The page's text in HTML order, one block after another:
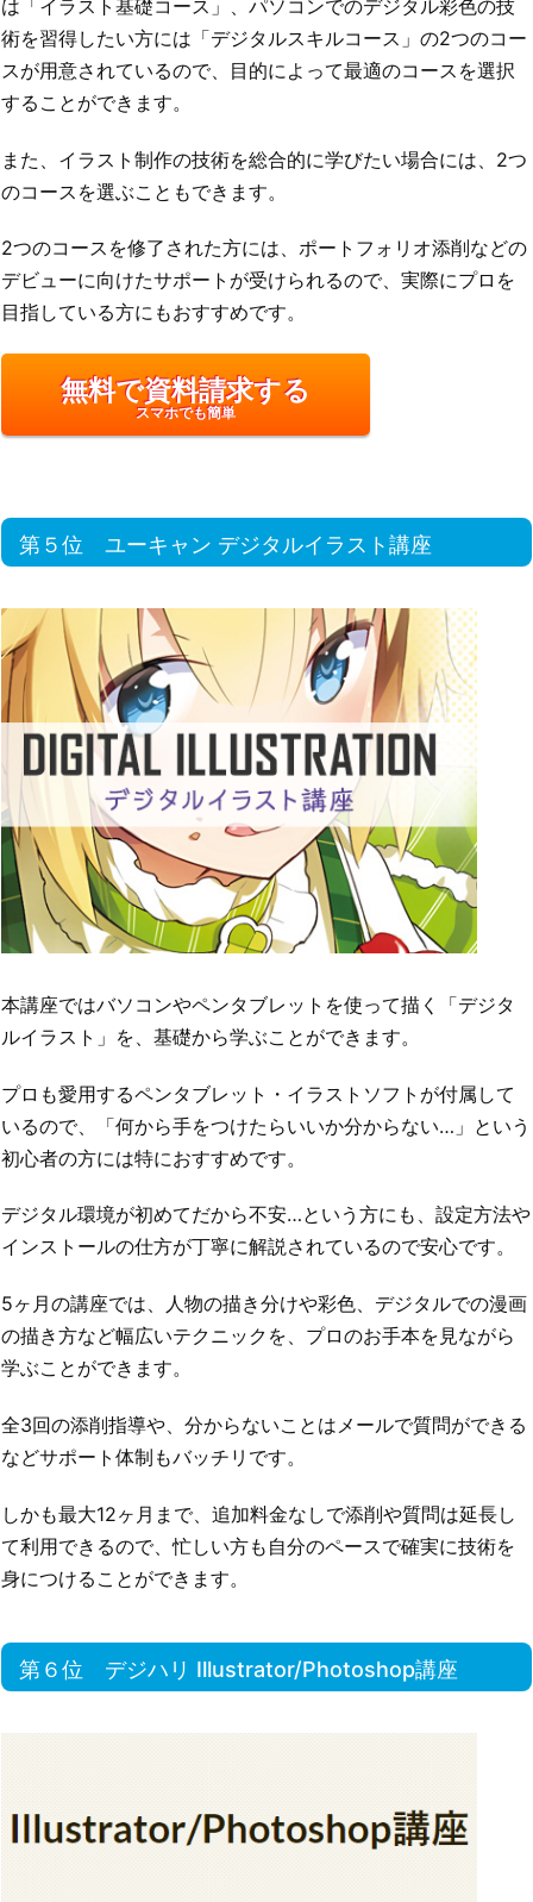
は「イラスト基礎コース」、パソコンでのデジタル彩色の技
術を習得したい方には「デジタルスキルコース」の2つのコー
スが用意されているので、目的によって最適のコースを選択
することができます。
また、イラスト制作の技術を総合的に学びたい場合には、2つ
のコースを選ぶこともできます。
2つのコースを修了された方には、ポートフォリオ添削などの
デビューに向けたサポートが受けられるので、実際にプロを
目指している方にもおすすめです。
無料で資料請求する
スマホでも簡単
第５位 ユーキャン デジタルイラスト講座
本講座ではバソコンやペンタブレットを使って描く「デジタ
ルイラスト」を、基礎から学ぶことができます。
プロも愛用するペンタブレット・イラストソフトが付属して
いるので、「何から手をつけたらいいか分からない…」という
初心者の方には特におすすめです。
デジタル環境が初めてだから不安…という方にも、設定方法や
インストールの仕方が丁寧に解説されているので安心です。
5ヶ月の講座では、人物の描き分けや彩色、デジタルでの漫画
の描き方など幅広いテクニックを、プロのお手本を見ながら
学ぶことができます。
全3回の添削指導や、分からないことはメールで質問ができる
などサポート体制もバッチリです。
しかも最大12ヶ月まで、追加料金なしで添削や質問は延長し
て利用できるので、忙しい方も自分のペースで確実に技術を
身につけることができます。
第６位 デジハリ Illustrator/Photoshop講座